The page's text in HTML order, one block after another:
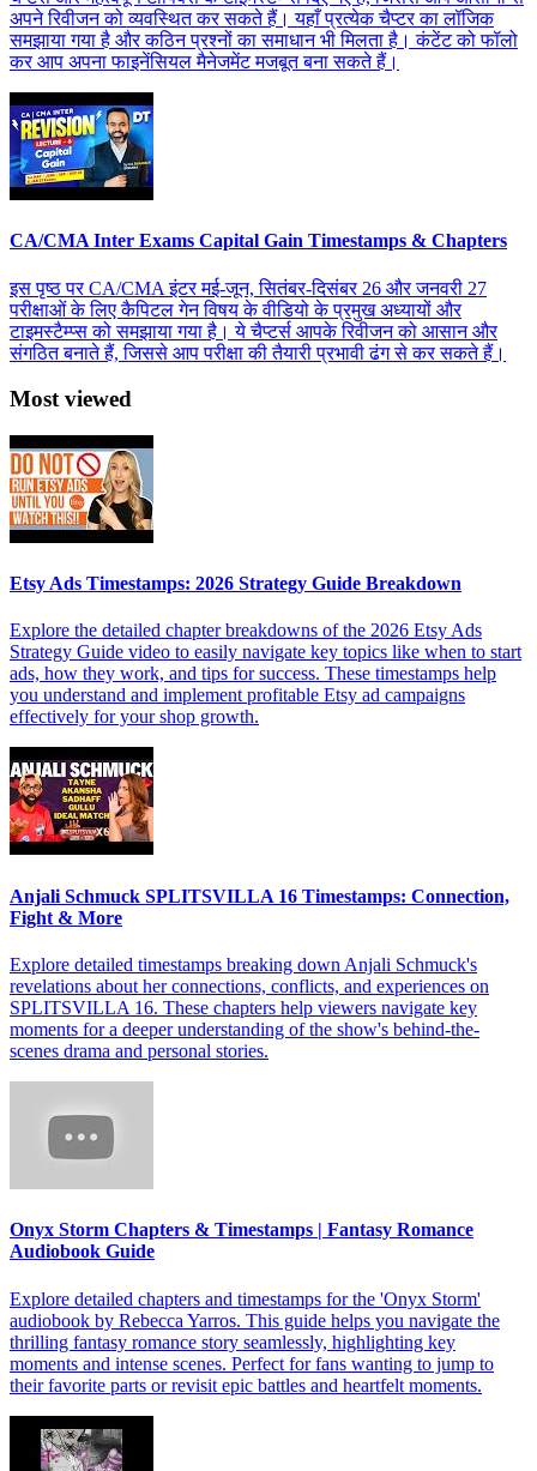
अपने रिवीजन को व्यवस्थित कर सकते हैं। यहाँ प्रत्येक चैप्टर का लॉजिक
समझाया गया है और कठिन प्रश्नों का समाधान भी मिलता है। कंटेंट को फॉलो
कर आप अपना फाइनेंसियल मैनेजमेंट मजबूत बना सकते हैं।
CA/CMA Inter Exams Capital Gain Timestamps & Chapters
इस पृष्ठ पर CA/CMA इंटर मई-जून, सितंबर-दिसंबर 26 और जनवरी 27
परीक्षाओं के लिए कैपिटल गेन विषय के वीडियो के प्रमुख अध्यायों और
टाइमस्टैम्प्स को समझाया गया है। ये चैप्टर्स आपके रिवीजन को आसान और
संगठित बनाते हैं, जिससे आप परीक्षा की तैयारी प्रभावी ढंग से कर सकते हैं।
Most viewed
Etsy Ads Timestamps: 2026 Strategy Guide Breakdown
Explore the detailed chapter breakdowns of the 2026 Etsy Ads
Strategy Guide video to easily navigate key topics like when to start
ads, how they work, and tips for success. These timestamps help
you understand and implement profitable Etsy ad campaigns
effectively for your shop growth.
Anjali Schmuck SPLITSVILLA 16 Timestamps: Connection,
Fight & More
Explore detailed timestamps breaking down Anjali Schmuck's
revelations about her connections, conflicts, and experiences on
SPLITSVILLA 16. These chapters help viewers navigate key
moments for a deeper understanding of the show's behind-the-
scenes drama and personal stories.
Onyx Storm Chapters & Timestamps | Fantasy Romance
Audiobook Guide
Explore detailed chapters and timestamps for the 'Onyx Storm'
audiobook by Rebecca Yarros. This guide helps you navigate the
thrilling fantasy romance story seamlessly, highlighting key
moments and intense scenes. Perfect for fans wanting to jump to
their favorite parts or revisit epic battles and heartfelt moments.